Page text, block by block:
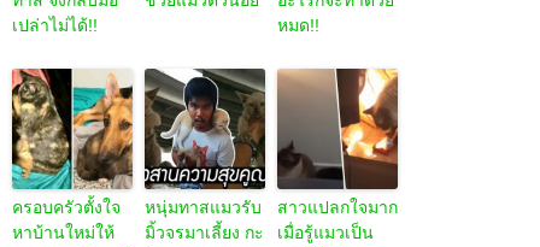
เปล่าไม่ได้!!
หมด!!
ครอบครัวตั้งใจ
หาบ้านใหม่ให้
หนุ่มทาสแมวรับ
มิ้วจรมาเลี้ยง กะ
สาวแปลกใจมาก
เมื่อรู้แมวเป็น